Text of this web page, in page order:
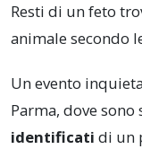
Resti di un feto
animale secondo
Un evento
Parma, dove
identificati di un